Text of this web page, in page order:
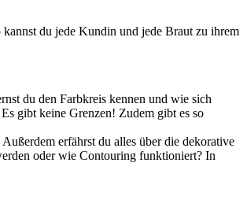
du jede Kundin und jede Braut zu ihrem
du den Farbkreis kennen und wie sich
gibt keine Grenzen! Zudem gibt es so
erfährst du alles über die dekorative
oder wie Contouring funktioniert? In